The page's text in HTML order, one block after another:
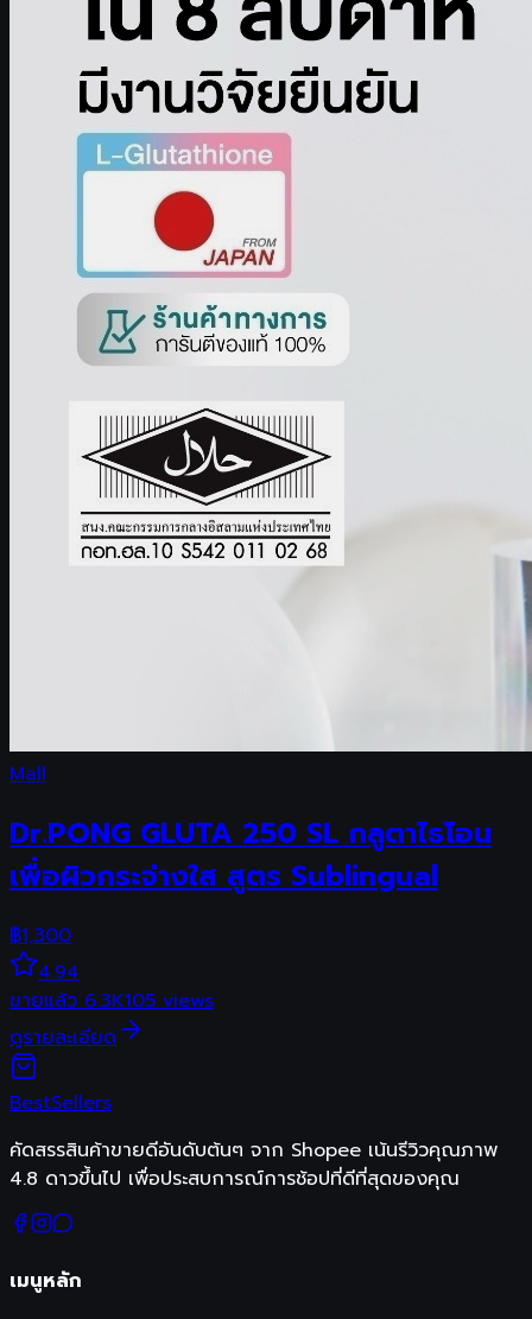
Mall
Dr.PONG GLUTA 250 SL กลูตาไธโอน
เพื่อผิวกระจ่างใส สูตร Sublingual
฿1,300
4.94
ขายแล้ว 6.3K105 views
ดูรายละเอียด
BestSellers
คัดสรรสินค้าขายดีอันดับต้นๆ จาก Shopee เน้นรีวิวคุณภาพ
4.8 ดาวขึ้นไป เพื่อประสบการณ์การช้อปที่ดีที่สุดของคุณ
เมนูหลัก